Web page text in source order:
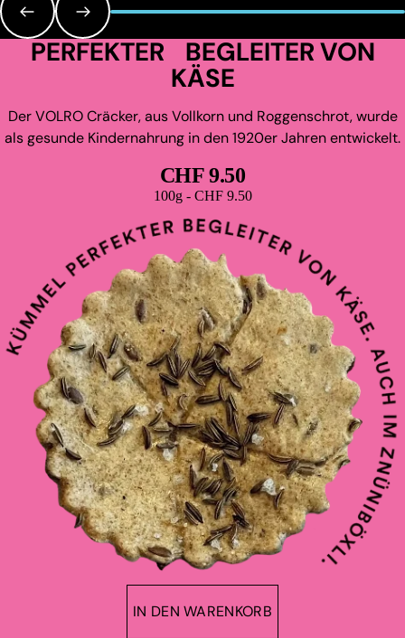
PERFEKTER BEGLEITER VON
KÄSE
Der VOLRO Cräcker, aus Vollkorn und Roggenschrot, wurde
als gesunde Kindernahrung in den 1920er Jahren entwickelt.
CHF 9.50
Grundpreis
100g - CHF 9.50
IN DEN WARENKORB